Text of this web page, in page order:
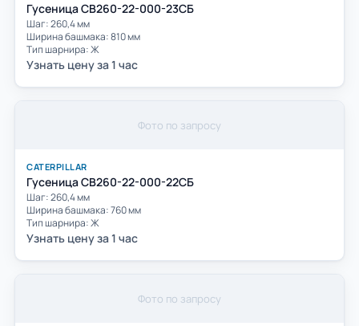
Гусеница СВ260-22-000-23СБ
Шаг: 260,4 мм
Ширина башмака: 810 мм
Тип шарнира: Ж
Узнать цену за 1 час
Фото по запросу
CATERPILLAR
Гусеница СВ260-22-000-22СБ
Шаг: 260,4 мм
Ширина башмака: 760 мм
Тип шарнира: Ж
Узнать цену за 1 час
Фото по запросу